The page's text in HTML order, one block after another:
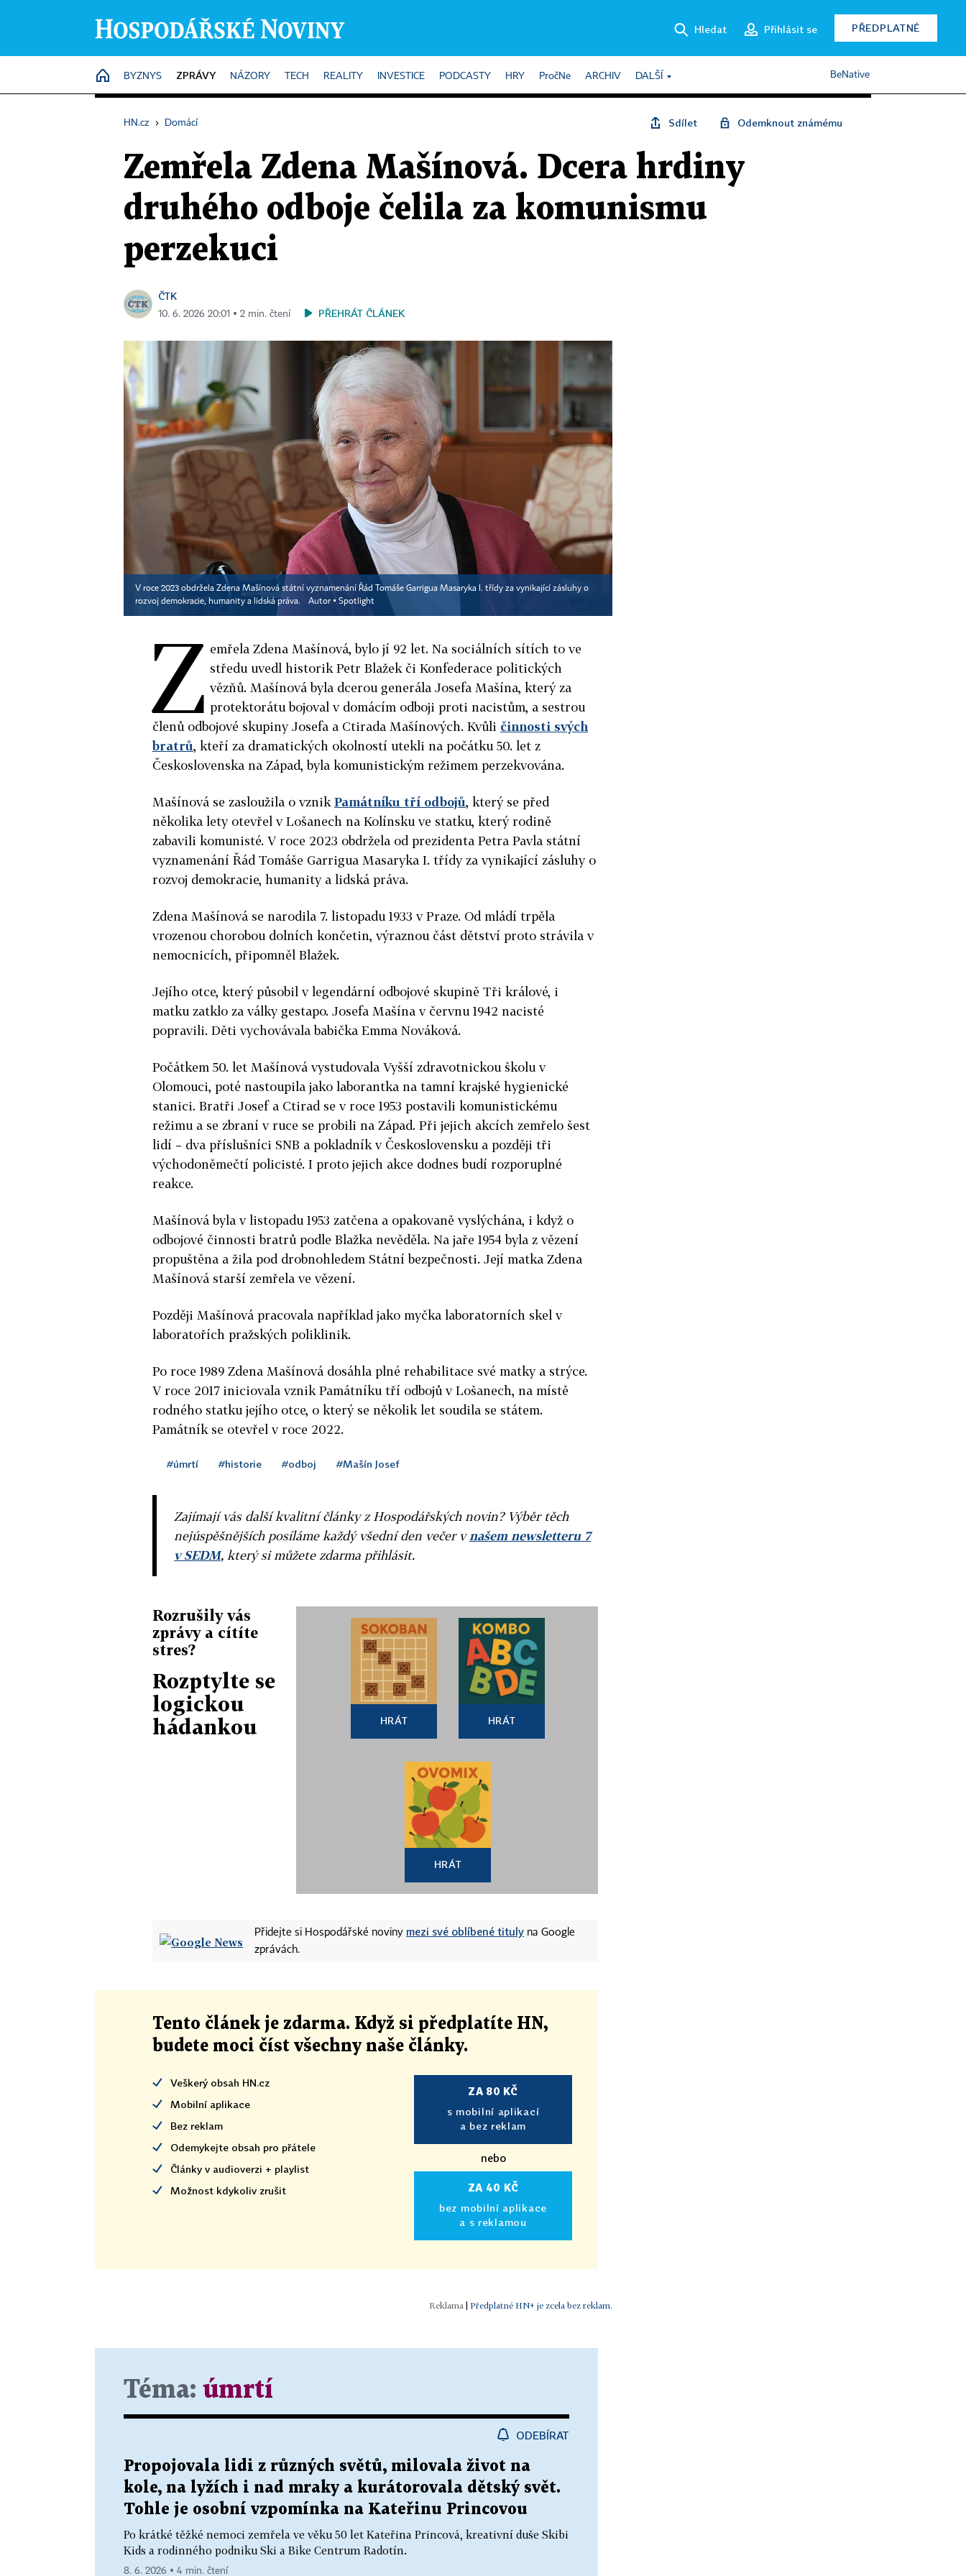
Hledat Přihlásit se PŘEDPLATNÉ
HOME
BYZNYS ZPRÁVY NÁZORY TECH REALITY INVESTICE PODCASTY HRY PročNe ARCHIV DALŠÍ BeNative
HN.cz › Domácí Sdílet Odemknout známému
Zemřela Zdena Mašínová. Dcera hrdiny
druhého odboje čelila za komunismu
perzekuci
ČTK
10. 6. 2026 20:01 ▪ 2 min. čtení PŘEHRÁT ČLÁNEK
V roce 2023 obdržela Zdena Mašínová státní vyznamenání Řád Tomáše Garrigua Masaryka I. třídy za vynikající zásluhy o
rozvoj demokracie, humanity a lidská práva.
Autor ▪ Spotlight
Z emřela Zdena Mašínová, bylo jí 92 let. Na sociálních sítích to ve
středu uvedl historik Petr Blažek či Konfederace politických
vězňů. Mašínová byla dcerou generála Josefa Mašína, který za
protektorátu bojoval v domácím odboji proti nacistům, a sestrou
členů odbojové skupiny Josefa a Ctirada Mašínových. Kvůli činnosti svých
bratrů, kteří za dramatických okolností utekli na počátku 50. let z
Československa na Západ, byla komunistickým režimem perzekvována.
Mašínová se zasloužila o vznik Památníku tří odbojů, který se před
několika lety otevřel v Lošanech na Kolínsku ve statku, který rodině
zabavili komunisté. V roce 2023 obdržela od prezidenta Petra Pavla státní
vyznamenání Řád Tomáše Garrigua Masaryka I. třídy za vynikající zásluhy o
rozvoj demokracie, humanity a lidská práva.
Zdena Mašínová se narodila 7. listopadu 1933 v Praze. Od mládí trpěla
vrozenou chorobou dolních končetin, výraznou část dětství proto strávila v
nemocnicích, připomněl Blažek.
Jejího otce, který působil v legendární odbojové skupině Tři králové, i
matku zatklo za války gestapo. Josefa Mašína v červnu 1942 nacisté
popravili. Děti vychovávala babička Emma Nováková.
Počátkem 50. let Mašínová vystudovala Vyšší zdravotnickou školu v
Olomouci, poté nastoupila jako laborantka na tamní krajské hygienické
stanici. Bratři Josef a Ctirad se v roce 1953 postavili komunistickému
režimu a se zbraní v ruce se probili na Západ. Při jejich akcích zemřelo šest
lidí – dva příslušníci SNB a pokladník v Československu a později tři
východoněmečtí policisté. I proto jejich akce dodnes budí rozporuplné
reakce.
Mašínová byla v listopadu 1953 zatčena a opakovaně vyslýchána, i když o
odbojové činnosti bratrů podle Blažka nevěděla. Na jaře 1954 byla z vězení
propuštěna a žila pod drobnohledem Státní bezpečnosti. Její matka Zdena
Mašínová starší zemřela ve vězení.
Později Mašínová pracovala například jako myčka laboratorních skel v
laboratořích pražských poliklinik.
Po roce 1989 Zdena Mašínová dosáhla plné rehabilitace své matky a strýce.
V roce 2017 iniciovala vznik Památníku tří odbojů v Lošanech, na místě
rodného statku jejího otce, o který se několik let soudila se státem.
Památník se otevřel v roce 2022.
#úmrtí #historie #odboj #Mašín Josef
Zajímají vás další kvalitní články z Hospodářských novin? Výběr těch
nejúspěšnějších posíláme každý všední den večer vnašem newsletteru 7
v SEDM, který si můžete zdarma přihlásit.
Rozrušily vás
zprávy a cítíte
stres?
Rozptylte se
logickou
hádankou
HRÁT HRÁT
HRÁT
Přidejte si Hospodářské noviny mezi své oblíbené tituly na Google
zprávách.
Tento článek je zdarma. Když si předplatíte HN,
budete moci číst všechny naše články.
Veškerý obsah HN.cz
Mobilní aplikace
Bez reklam
Odemykejte obsah pro přátele
Články v audioverzi + playlist
Možnost kdykoliv zrušit
ZA 80 KČ
s mobilní aplikací
a bez reklam
nebo
ZA 40 KČ
bez mobilní aplikace
a s reklamou
| Předplatné HN+ je zcela bez reklam.
Téma: úmrtí
ODEBÍRAT
Propojovala lidi z různých světů, milovala život na
kole, na lyžích i nad mraky a kurátorovala dětský svět.
Tohle je osobní vzpomínka na Kateřinu Princovou
Po krátké těžké nemoci zemřela ve věku 50 let Kateřina Princová, kreativní duše Skibi
Kids a rodinného podniku Ski a Bike Centrum Radotín.
8. 6. 2026 ▪ 4 min. čtení